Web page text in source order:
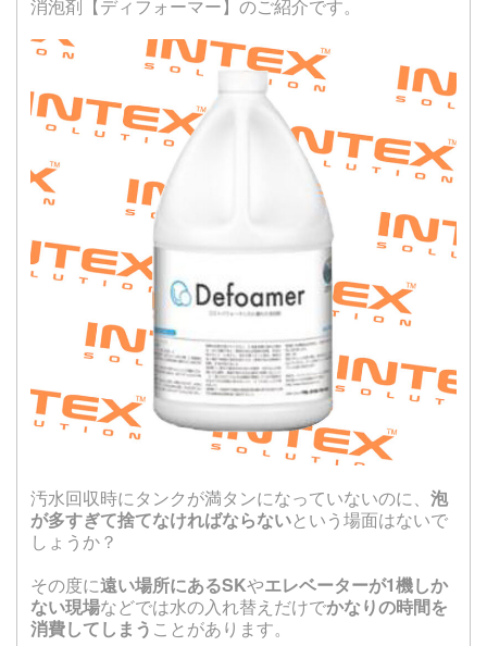
消泡剤【ディフォーマー】のご紹介です。
汚水回収時にタンクが満タンになっていないのに、 泡
が多すぎて捨てなければならないという場面はないで
しょうか？
その度に遠い場所にあるSKやエレベーターが1機しか
ない現場などでは水の入れ替えだけでかなりの時間を
消費してしまう ことがあります。